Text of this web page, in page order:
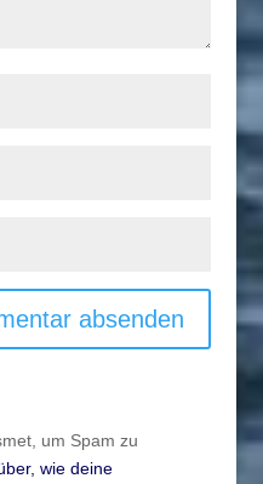
um Spam zu
wie deine